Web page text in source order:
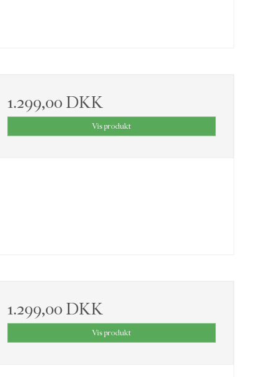
1.299,00 DKK
Vis produkt
1.299,00 DKK
Vis produkt